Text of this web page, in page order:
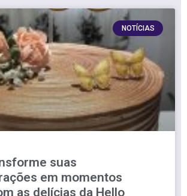
NOTÍCIAS
suas
em momentos
as delícias da Hello